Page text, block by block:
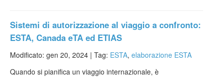
Sistemi di autorizzazione al viaggio a confronto:
ESTA, Canada eTA ed ETIAS
Modificato: gen 20, 2024 | Tag: ESTA, elaborazione ESTA
Quando si pianifica un viaggio internazionale, è